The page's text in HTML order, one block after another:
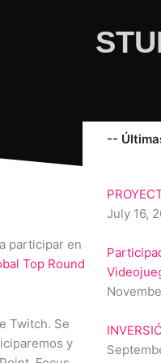
participar en
Top Round
Twitch. Se
y
--
July 16,